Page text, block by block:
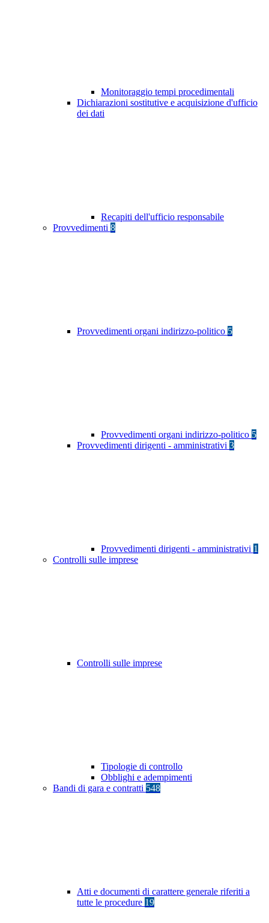
Monitoraggio tempi procedimentali
Dichiarazioni sostitutive e acquisizione d'ufficio
dei dati
Recapiti dell'ufficio responsabile
Provvedimenti 8
Provvedimenti organi indirizzo-politico 5
Provvedimenti organi indirizzo-politico 5
Provvedimenti dirigenti - amministrativi 3
Provvedimenti dirigenti - amministrativi 1
Controlli sulle imprese
Controlli sulle imprese
Tipologie di controllo
Obblighi e adempimenti
Bandi di gara e contratti 548
Atti e documenti di carattere generale riferiti a
tutte le procedure 19